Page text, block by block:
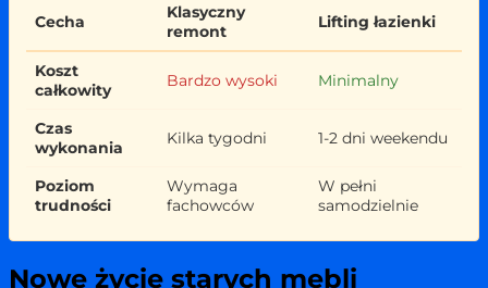
Cecha
Klasyczny
remont
Lifting łazienki
Koszt
całkowity
Bardzo wysoki Minimalny
Czas
wykonania
Kilka tygodni 1-2 dni weekendu
Poziom
trudności
Wymaga
fachowców
W pełni
samodzielnie
Nowe życie starych mebli